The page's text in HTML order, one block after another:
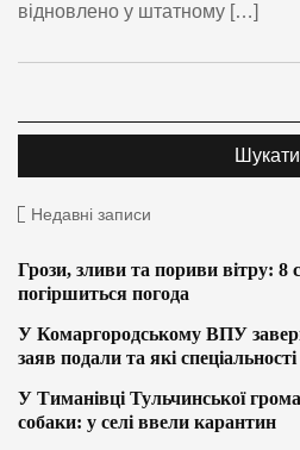
відновлено у штатному […]
Недавні записи
Грози, зливи та пориви вітру: 8
погіршиться погода
У Комаргородському ВПУ
заяв подали та які
У Тиманівці Тульчинської
собаки: у селі ввели карантин